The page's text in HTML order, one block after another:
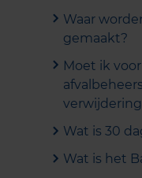
Waar
gemaakt?
Moet ik
Wat is 30
Wat is het